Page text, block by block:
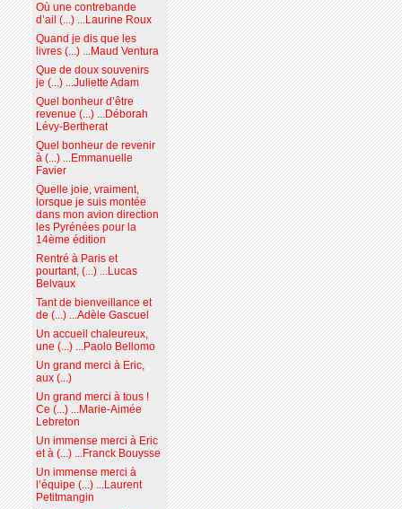
Où une contrebande
d’ail (...) ...Laurine Roux
Quand je dis que les
livres (...) ...Maud Ventura
Que de doux souvenirs
je (...) ...Juliette Adam
Quel bonheur d’être
revenue (...) ...Déborah
Lévy-Bertherat
Quel bonheur de revenir
à (...) ...Emmanuelle
Favier
Quelle joie, vraiment,
lorsque je suis montée
dans mon avion direction
les Pyrénées pour la
14ème édition
Rentré à Paris et
pourtant, (...) ...Lucas
Belvaux
Tant de bienveillance et
de (...) ...Adèle Gascuel
Un accueil chaleureux,
une (...) ...Paolo Bellomo
Un grand merci à Eric,
aux (...)
Un grand merci à tous !
Ce (...) ...Marie-Aimée
Lebreton
Un immense merci à Eric
et à (...) ...Franck Bouysse
Un immense merci à
l’équipe (...) ...Laurent
Petitmangin